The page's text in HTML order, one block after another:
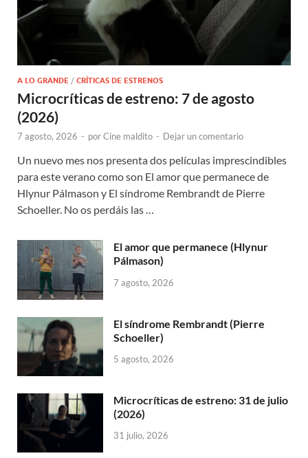
A LO GRANDE / CRÍTICAS DE ESTRENOS
Microcríticas de estreno: 7 de agosto
(2026)
7 agosto, 2026 - porCine maldito - Dejar un comentario
Un nuevo mes nos presenta dos películas imprescindibles
para este verano como son El amor que permanece de
Hlynur Pálmason y El síndrome Rembrandt de Pierre
Schoeller. No os perdáis las …
El amor que permanece (Hlynur
Pálmason)
7 agosto, 2026
El síndrome Rembrandt (Pierre
Schoeller)
5 agosto, 2026
Microcríticas de estreno: 31 de julio
(2026)
31 julio, 2026